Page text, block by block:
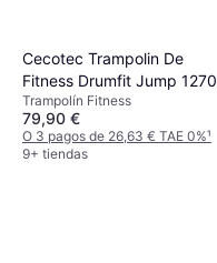
Cecotec Trampolin De
Fitness Drumfit Jump 1270
Trampolín Fitness
79,90 €
O 3 pagos de 26,63 € TAE 0%¹
9+ tiendas